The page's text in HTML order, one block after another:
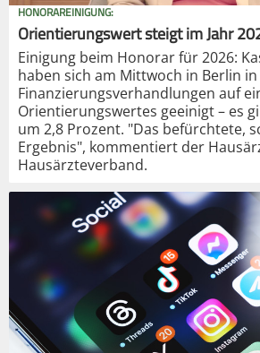
HONORAREINIGUNG:
Orientierungswert steigt im Jahr
Einigung beim Honorar für 2026:
haben sich am Mittwoch in Berlin
Finanzierungsverhandlungen auf
Orientierungswertes geeinigt – es
um 2,8 Prozent. "Das befürchtete,
Ergebnis", kommentiert der
Hausärzteverband.